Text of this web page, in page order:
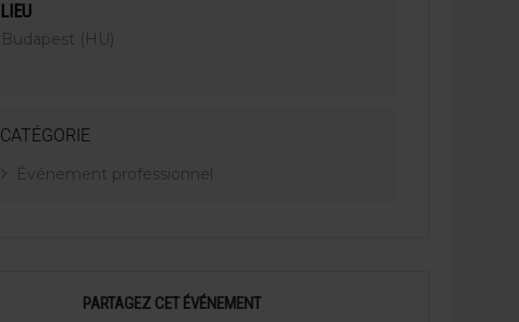
LIEU
Budapest (HU)
CATÉGORIE
Événement professionnel
PARTAGEZ CET ÉVÉNEMENT